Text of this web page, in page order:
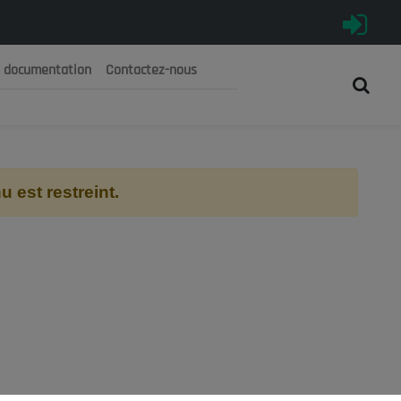
الجزائرية الديمقراطية الشعبية
documentation Contactez-nous
est restreint.